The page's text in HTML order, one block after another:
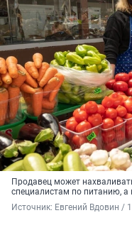
Продавец может
специалистам по питанию,
Источник: Евгений Вдовин /